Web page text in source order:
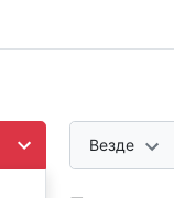
Везде